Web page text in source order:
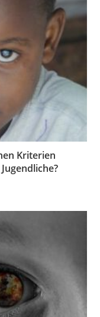
Kriterien